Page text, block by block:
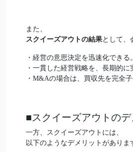
また、
スクイーズアウトの結果として、
・経営の意思決定を迅速化できる。
・一貫した経営戦略を、長期的に
・M&Aの場合は、買収先を完全子
■スクイーズアウトのデ
一方、スクイーズアウトには、
以下のようなデメリットがありま